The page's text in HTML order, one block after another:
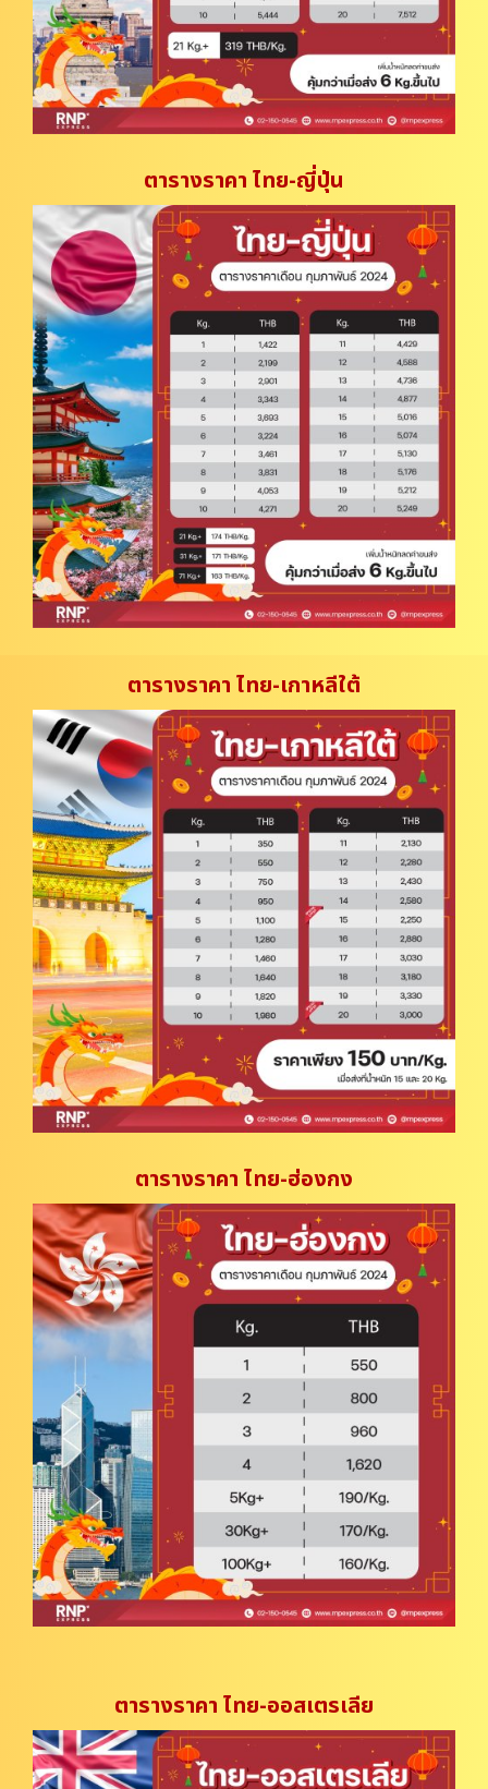
ตารางราคา ไทย-ญี่ปุ่น
ตารางราคา ไทย-เกาหลีใต้
ตารางราคา ไทย-ฮ่องกง
ตารางราคา ไทย-ออสเตรเลีย